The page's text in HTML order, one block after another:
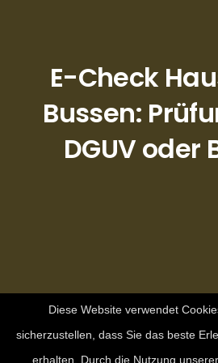
E-Check
Bussen:
DGUV oder
Diese Website verwendet
sicherzustellen, dass Sie das beste
erhalten. Durch die Nutzung